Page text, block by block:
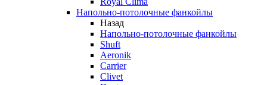
Напольно-потолочные фанкойлы
Назад
Напольно-потолочные фанкойлы
Shuft
Aeronik
Carrier
Clivet